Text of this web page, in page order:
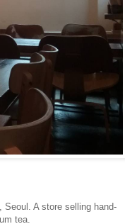
A store selling hand-
tea.